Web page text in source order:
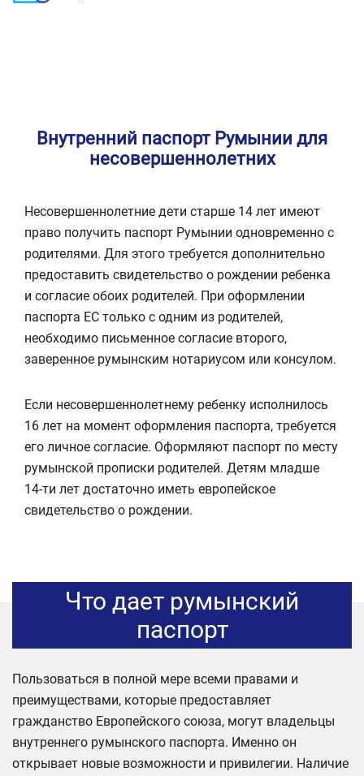
Внутренний паспорт Румынии для
несовершеннолетних
Несовершеннолетние дети старше 14 лет имеют
право получить паспорт Румынии одновременно с
родителями. Для этого требуется дополнительно
предоставить свидетельство о рождении ребенка
и согласие обоих родителей. При оформлении
паспорта ЕС только с одним из родителей,
необходимо письменное согласие второго,
заверенное румынским нотариусом или консулом.
Если несовершеннолетнему ребенку исполнилось
16 лет на момент оформления паспорта, требуется
его личное согласие. Оформляют паспорт по месту
румынской прописки родителей. Детям младше
14-ти лет достаточно иметь европейское
свидетельство о рождении.
Что дает румынский
паспорт
Пользоваться в полной мере всеми правами и
преимуществами, которые предоставляет
гражданство Европейского союза, могут владельцы
внутреннего румынского паспорта. Именно он
открывает новые возможности и привилегии. Наличие